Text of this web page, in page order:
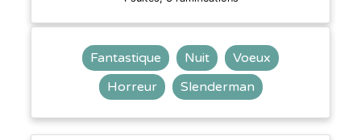
Fantastique Nuit
Voeux
Horreur
Slenderman